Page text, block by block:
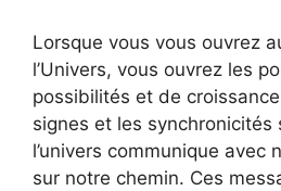
Lorsque vous vous ouvrez
l’Univers, vous ouvrez les
possibilités et de
signes et les
l’univers communique avec
sur notre chemin. Ces